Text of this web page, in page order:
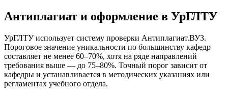
Антиплагиат и оформление в УрГЛТУ
УрГЛТУ использует систему проверки Антиплагиат.ВУЗ.
Пороговое значение уникальности по большинству кафедр
составляет не менее 60–70%, хотя на ряде направлений
требования выше — до 75–80%. Точный порог зависит от
кафедры и устанавливается в методических указаниях или
регламентах учебного отдела.